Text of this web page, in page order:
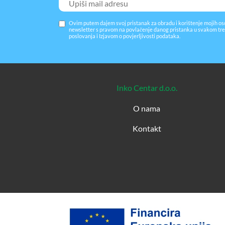
stranici
proizvoda
Ovim putem dajem svoj pristanak za obradu i korištenje mojih
newsletter s pravom na povlačenje danog pristanka u svakom
poslovanja i Izjavom o povjerljivosti podataka
Inko Centar d.o.o.
O nama
Kontakt